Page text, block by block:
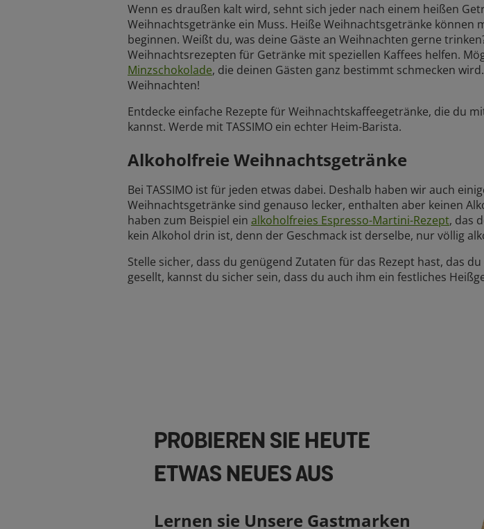
Wenn es draußen kalt wird, sehnt sich jeder nach einem heißen
Weihnachtsgetränke ein Muss. Heiße Weihnachtsgetränke können
beginnen. Weißt du, was deine Gäste an Weihnachten gerne
Weihnachtsrezepten für Getränke mit speziellen Kaffees helfen.
Minzschokolade, die deinen Gästen ganz bestimmt schmecken
Weihnachten!
Entdecke einfache Rezepte für Weihnachtskaffeegetränke, die du
kannst. Werde mit TASSIMO ein echter Heim-Barista.
Alkoholfreie Weihnachtsgetränke
Bei TASSIMO ist für jeden etwas dabei. Deshalb haben wir auch
Weihnachtsgetränke sind genauso lecker, enthalten aber keinen
haben zum Beispiel ein alkoholfreies Espresso-Martini-Rezept, das
kein Alkohol drin ist, denn der Geschmack ist derselbe, nur völlig
Stelle sicher, dass du genügend Zutaten für das Rezept hast, das
gesellt, kannst du sicher sein, dass du auch ihm ein festliches
PROBIEREN SIE HEUTE
ETWAS NEUES AUS
Lernen sie Unsere Gastmarken